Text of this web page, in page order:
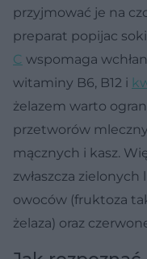
przyjmować je na
preparat popijac
C wspomaga
witaminy B6, B12 i
żelazem warto
przetworów
mącznych i kasz.
zwłaszcza
owoców (fruktoza
żelaza) oraz